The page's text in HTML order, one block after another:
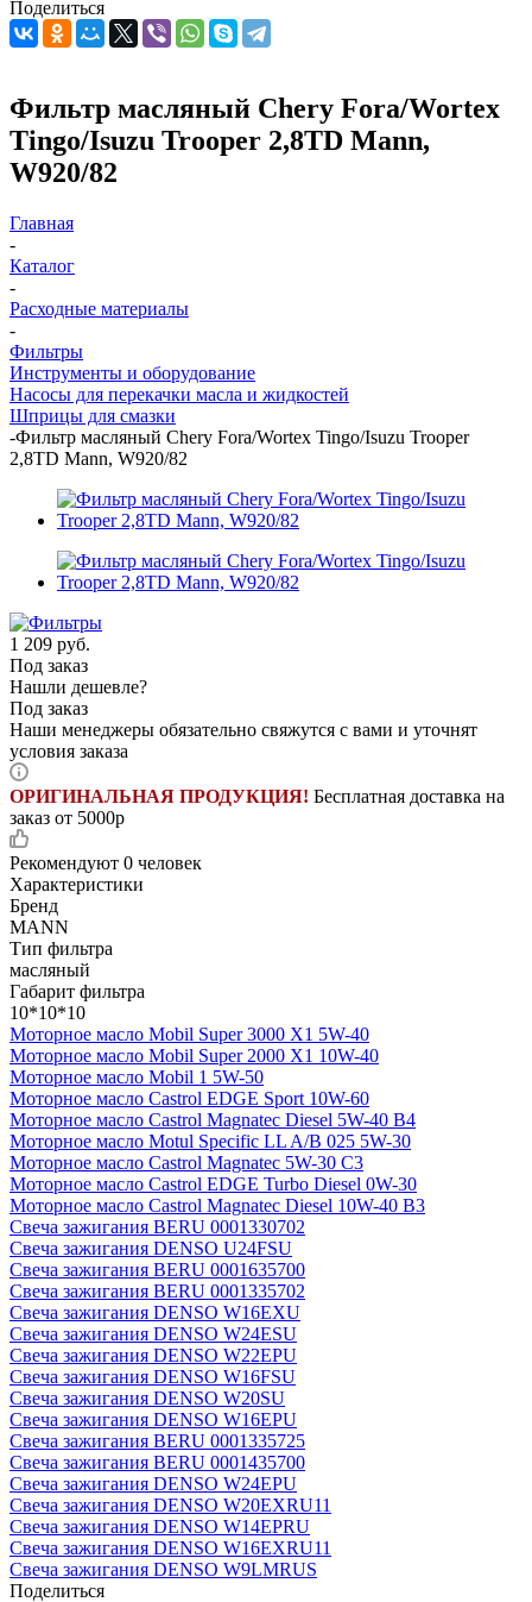
Поделиться
Фильтр масляный Chery Fora/Wortex
Tingo/Isuzu Trooper 2,8TD Mann,
W920/82
Главная
-
Каталог
-
Расходные материалы
-
Фильтры
Инструменты и оборудование
Насосы для перекачки масла и жидкостей
Шприцы для смазки
-Фильтр масляный Chery Fora/Wortex Tingo/Isuzu Trooper
2,8TD Mann, W920/82
1 209 руб.
Под заказ
Нашли дешевле?
Под заказ
Наши менеджеры обязательно свяжутся с вами и уточнят
условия заказа
ОРИГИНАЛЬНАЯ ПРОДУКЦИЯ! Бесплатная доставка на
заказ от 5000р
Рекомендуют 0 человек
Характеристики
Бренд
MANN
Тип фильтра
масляный
Габарит фильтра
10*10*10
Моторное масло Mobil Super 3000 X1 5W-40
Моторное масло Mobil Super 2000 X1 10W-40
Моторное масло Mobil 1 5W-50
Моторное масло Castrol EDGE Sport 10W-60
Моторное масло Castrol Magnatec Diesel 5W-40 В4
Моторное масло Motul Specific LL A/B 025 5W-30
Моторное масло Castrol Magnatec 5W-30 C3
Моторное масло Castrol EDGE Turbo Diesel 0W-30
Моторное масло Castrol Magnatec Diesel 10W-40 B3
Свеча зажигания BERU 0001330702
Свеча зажигания DENSO U24FSU
Свеча зажигания BERU 0001635700
Свеча зажигания BERU 0001335702
Свеча зажигания DENSO W16EXU
Свеча зажигания DENSO W24ESU
Свеча зажигания DENSO W22EPU
Свеча зажигания DENSO W16FSU
Свеча зажигания DENSO W20SU
Свеча зажигания DENSO W16EPU
Свеча зажигания BERU 0001335725
Свеча зажигания BERU 0001435700
Свеча зажигания DENSO W24EPU
Свеча зажигания DENSO W20EXRU11
Свеча зажигания DENSO W14EPRU
Свеча зажигания DENSO W16EXRU11
Свеча зажигания DENSO W9LMRUS
Поделиться